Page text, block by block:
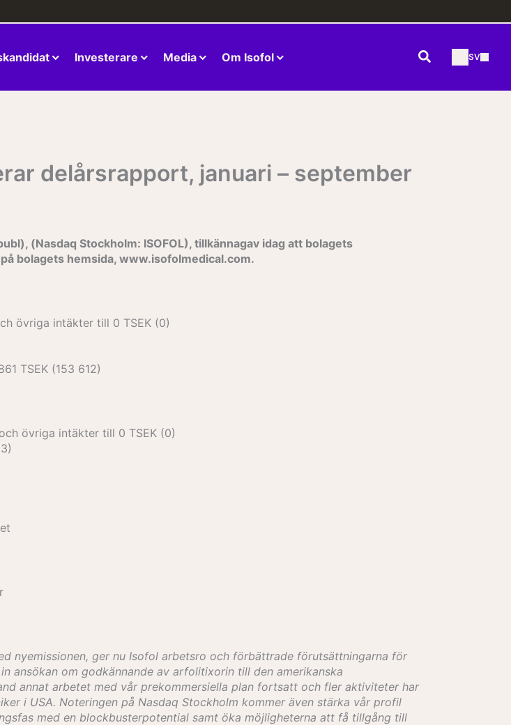
Investerare Media Om Isofol Sök SV
delårsrapport, januari – september
(Nasdaq Stockholm: ISOFOL), tillkännagav idag att bolagets
bolagets hemsida, www.isofolmedical.com.
övriga intäkter till 0 TSEK (0)
TSEK (153 612)
övriga intäkter till 0 TSEK (0)
nyemissionen, ger nu Isofol arbetsro och förbättrade förutsättningarna för
ansökan om godkännande av arfolitixorin till den amerikanska
annat arbetet med vår prekommersiella plan fortsatt och fler aktiviteter har
i USA. Noteringen på Nasdaq Stockholm kommer även stärka vår profil
med en blockbusterpotential samt öka möjligheterna att få tillgång till